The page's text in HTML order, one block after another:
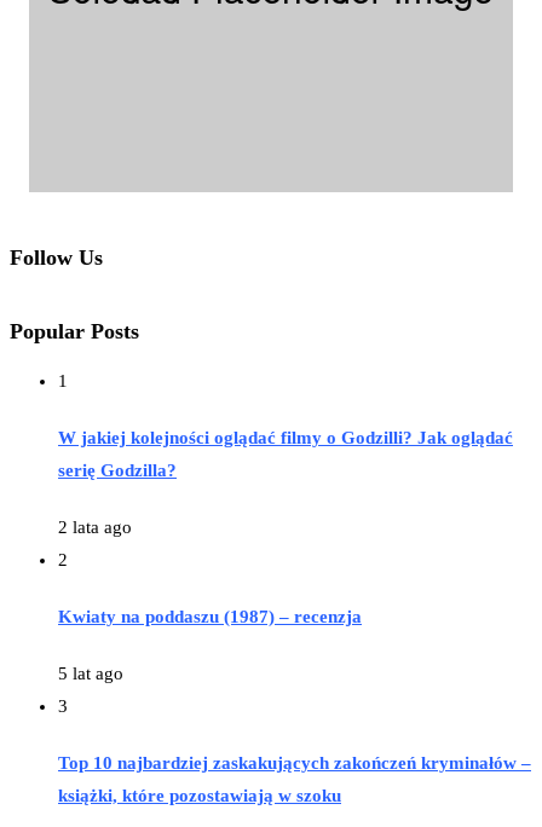
Follow Us
Popular Posts
1
W jakiej kolejności oglądać filmy o Godzilli? Jak oglądać
serię Godzilla?
2 lata ago
2
Kwiaty na poddaszu (1987) – recenzja
5 lat ago
3
Top 10 najbardziej zaskakujących zakończeń kryminałów –
książki, które pozostawiają w szoku